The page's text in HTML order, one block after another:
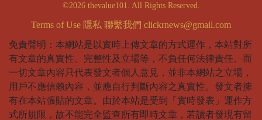
©2026 thevalue101. All Rights Reserved.
Terms of Use 隱私 聯繫我們 clickrnews@gmail.com
免責聲明：本網站是以實時上傳文章的方式運作，本站對所
有文章的真實性、完整性及立場等，不負任何法律責任。而
一切文章內容只代表發文者個人意見，並非本網站之立場，
用戶不應信賴內容，並應自行判斷內容之真實性。發文者擁
有在本站張貼的文章。由於本站是受到「實時發表」運作方
式所規限，故不能完全監查所有即時文章，若讀者發現有留